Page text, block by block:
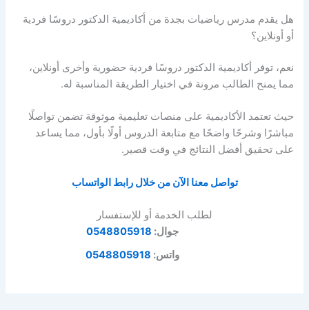
هل يقدم مدرس رياضيات بجدة من أكاديمية الدكتور دروسًا فردية
أو أونلاين؟
نعم، توفر أكاديمية الدكتور دروسًا فردية حضورية وأخرى أونلاين،
مما يمنح الطالب مرونة في اختيار الطريقة المناسبة له.
حيث تعتمد الأكاديمية على منصات تعليمية موثوقة تضمن تواصلًا
مباشرًا وشرحًا واضحًا مع متابعة الدروس أولًا بأول، مما يساعد
على تحقيق أفضل النتائج في وقت قصير.
تواصل معنا الآن من خلال رابط الواتساب
لطلب الخدمة أو للإستفسار
جوال: 0548805918
واتس: 0548805918